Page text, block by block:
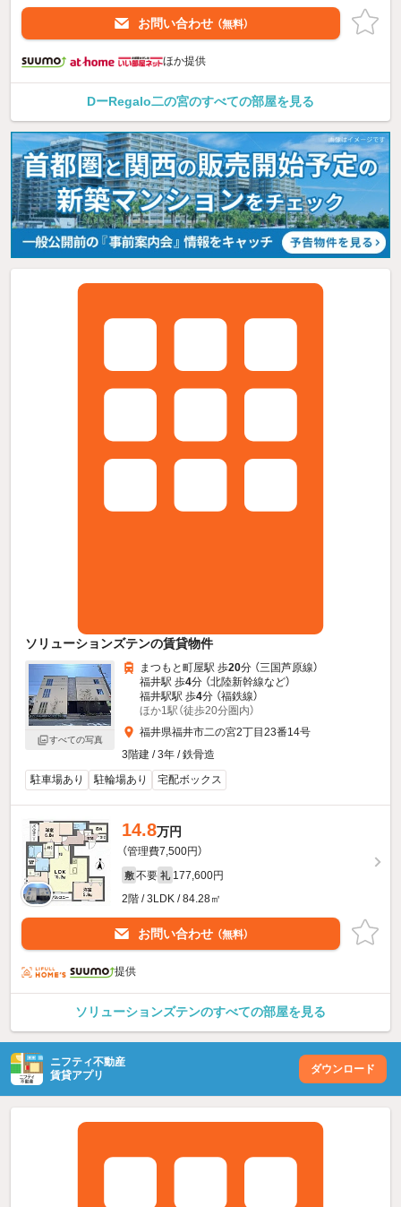
お問い合わせ （無料）
ほか提供
DーRegalo二の宮のすべての部屋を見る
ソリューションズテンの賃貸物件
すべての写真
まつもと町屋駅 歩20分 （三国芦原線）
福井駅 歩4分 （北陸新幹線など）
福井駅駅 歩4分 （福鉄線）
ほか1駅（徒歩20分圏内）
福井県福井市二の宮2丁目23番14号
3階建 / 3年 / 鉄骨造
駐車場あり
駐輪場あり 宅配ボックス
14.8万円
（管理費7,500円）
敷 不要 礼 177,600円
2階 / 3LDK / 84.28㎡
お問い合わせ （無料）
提供
ソリューションズテンのすべての部屋を見る
ニフティ不動産
賃貸アプリ
ダウンロード